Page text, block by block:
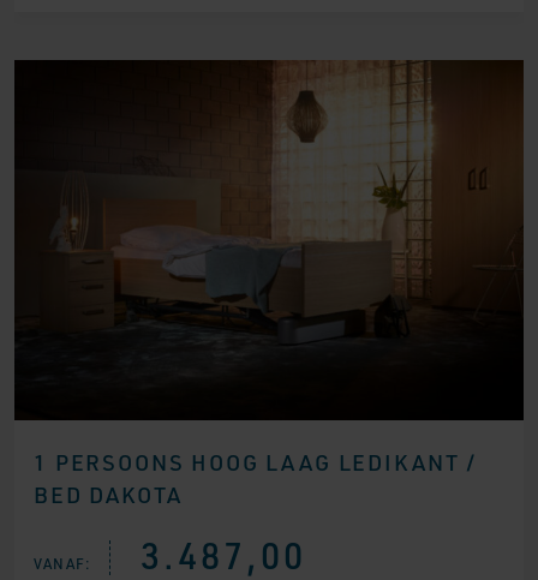
1 PERSOONS HOOG LAAG LEDIKANT /
BED DAKOTA
VANAF: 3.487,00